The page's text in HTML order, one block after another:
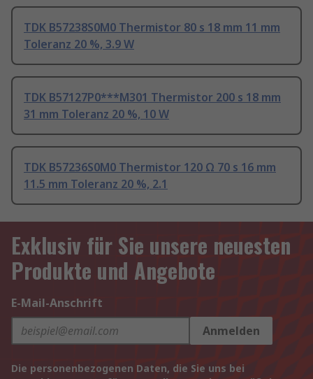
TDK B57238S0M0 Thermistor 80 s 18 mm 11 mm
Toleranz 20 %, 3.9 W
TDK B57127P0***M301 Thermistor 200 s 18 mm
31 mm Toleranz 20 %, 10 W
TDK B57236S0M0 Thermistor 120 Ω 70 s 16 mm
11.5 mm Toleranz 20 %, 2.1
Exklusiv für Sie unsere neuesten
Produkte und Angebote
E-Mail-Anschrift
Anmelden
Die personenbezogenen Daten, die Sie uns bei